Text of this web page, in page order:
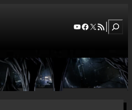
YouTube
Facebook
X RSS Feed